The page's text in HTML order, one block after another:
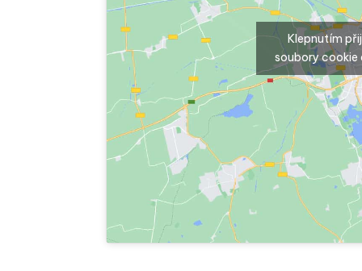
Klepnutím
soubory